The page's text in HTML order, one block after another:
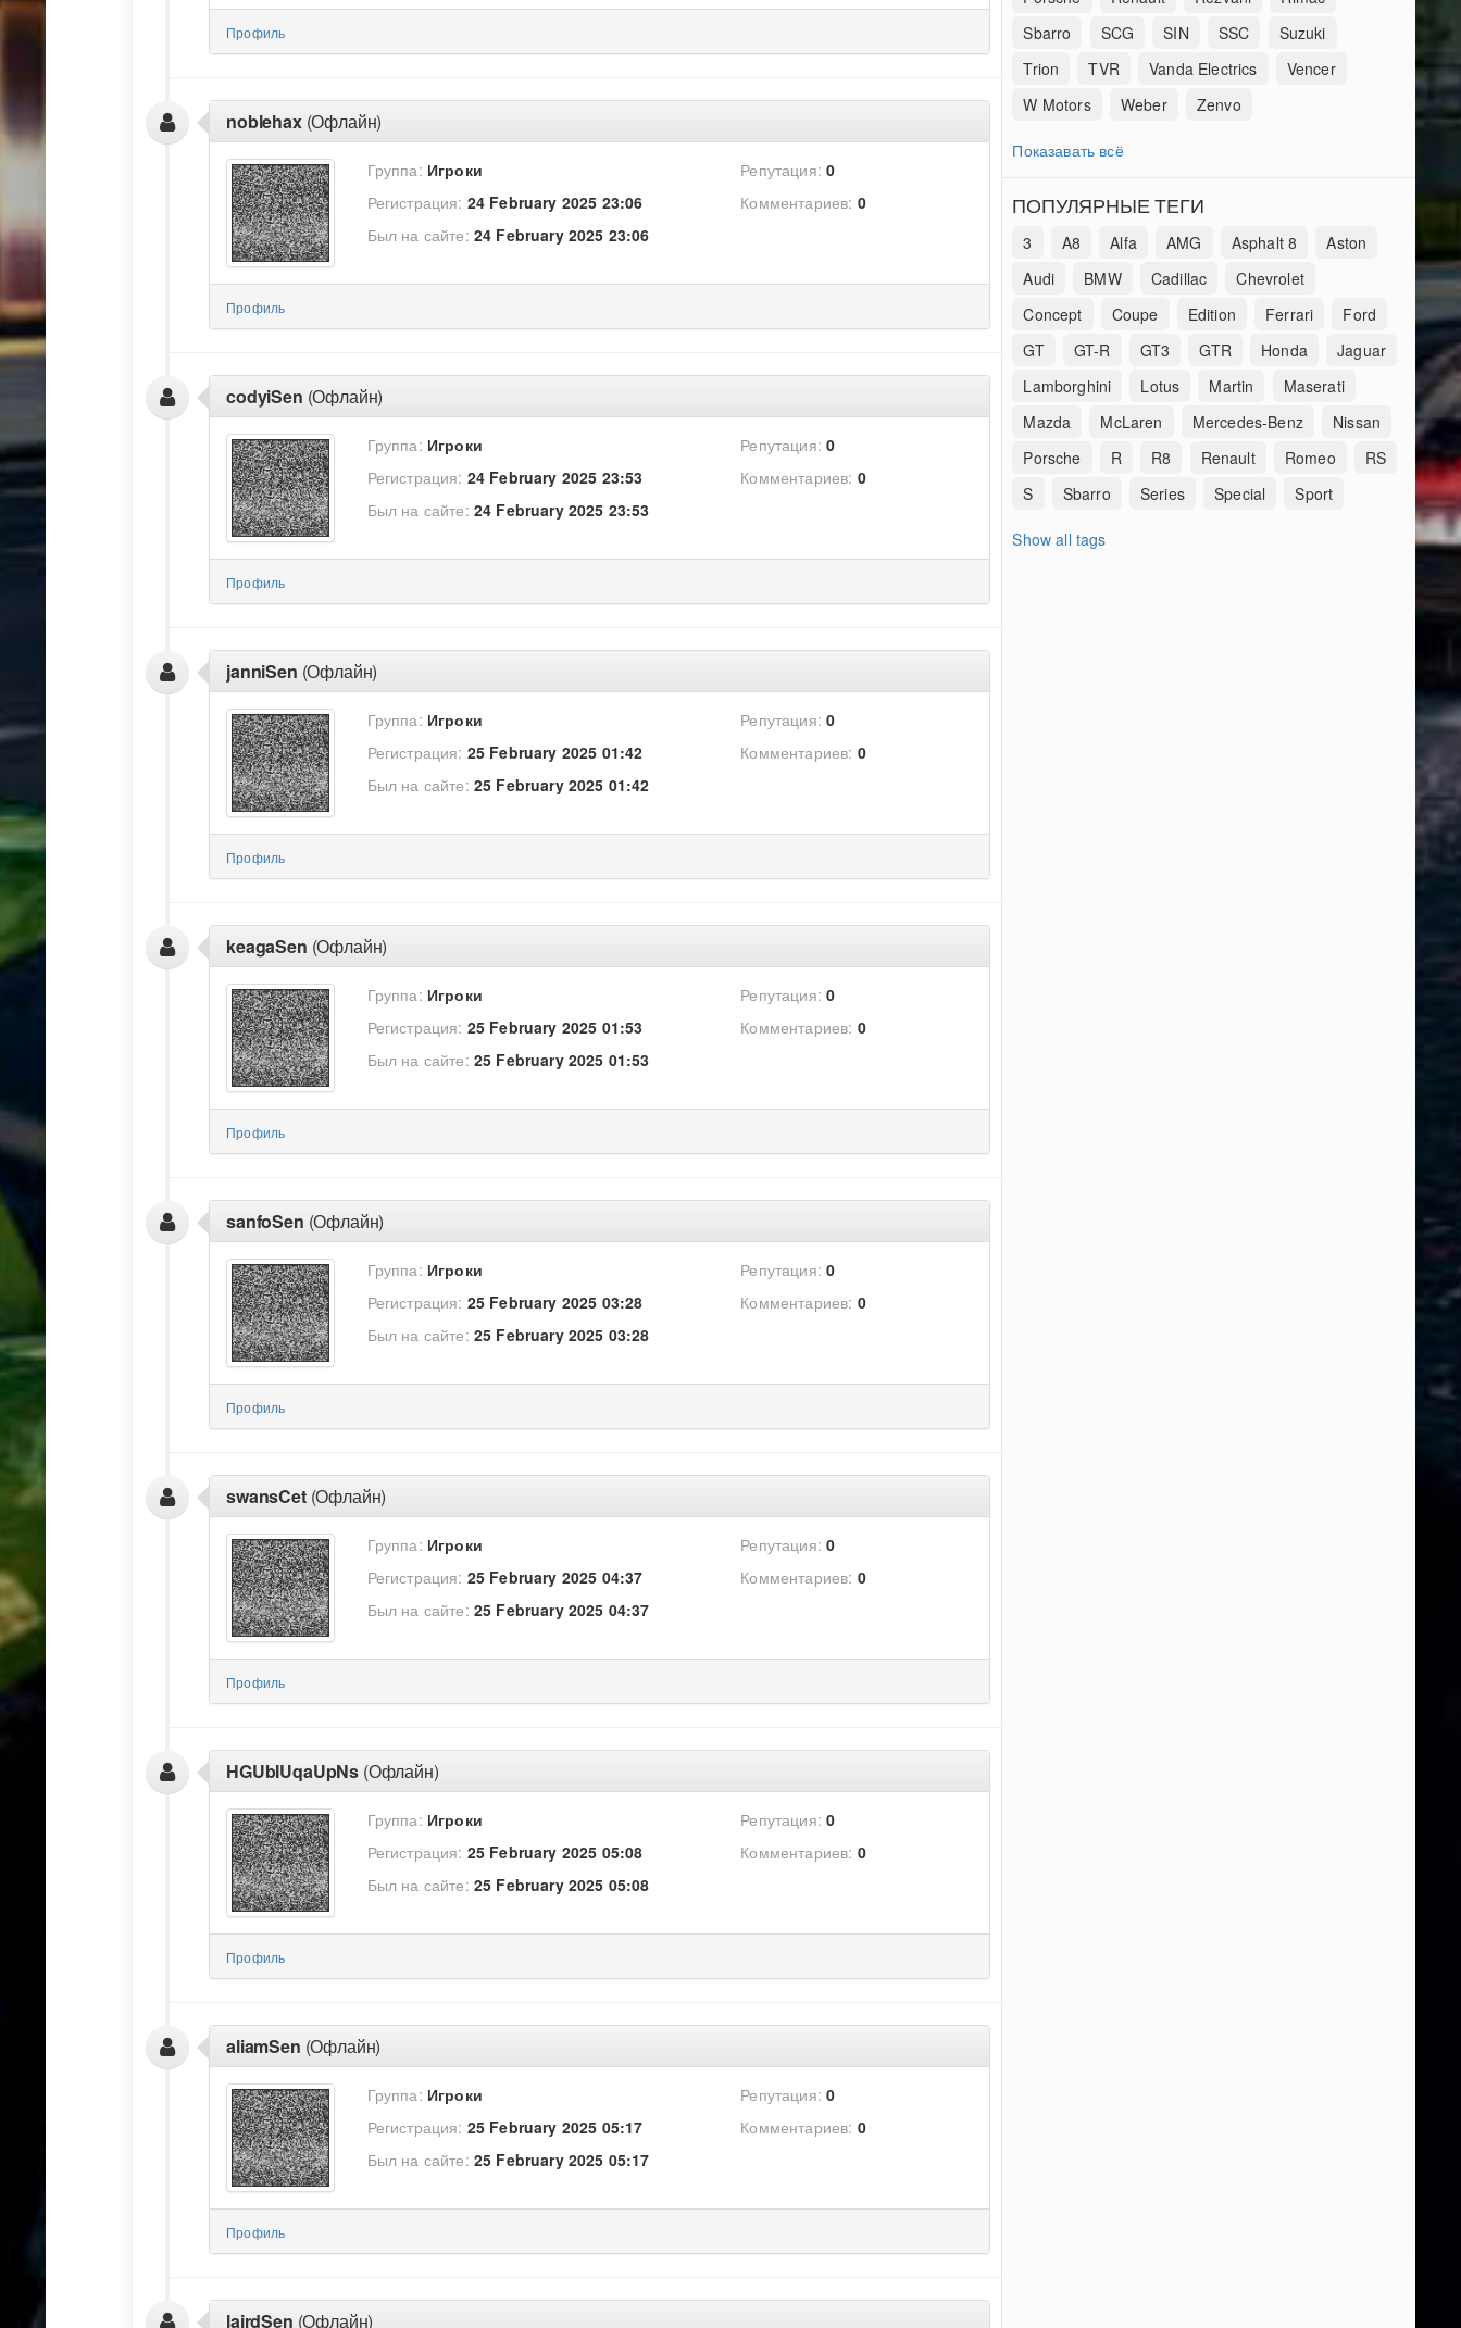
Профиль
noblehax(Офлайн)
Группа: Игроки
Регистрация: 24 February 2025 23:06
Был на сайте: 24 February 2025 23:06
Репутация: 0
Комментариев: 0
Профиль
codyiSen (Офлайн)
Группа: Игроки
Регистрация: 24 February 2025 23:53
Был на сайте: 24 February 2025 23:53
Репутация: 0
Комментариев: 0
Профиль
janniSen (Офлайн)
Группа: Игроки
Регистрация: 25 February 2025 01:42
Был на сайте: 25 February 2025 01:42
Репутация: 0
Комментариев: 0
Профиль
keagaSen (Офлайн)
Группа: Игроки
Регистрация: 25 February 2025 01:53
Был на сайте: 25 February 2025 01:53
Репутация: 0
Комментариев: 0
Профиль
sanfoSen (Офлайн)
Группа: Игроки
Регистрация: 25 February 2025 03:28
Был на сайте: 25 February 2025 03:28
Репутация: 0
Комментариев: 0
Профиль
swansCet(Офлайн)
Группа: Игроки
Регистрация: 25 February 2025 04:37
Был на сайте: 25 February 2025 04:37
Репутация: 0
Комментариев: 0
Профиль
HGUbIUqaUpNs (Офлайн)
Группа: Игроки
Регистрация: 25 February 2025 05:08
Был на сайте: 25 February 2025 05:08
Репутация: 0
Комментариев: 0
Профиль
aliamSen (Офлайн)
Группа: Игроки
Регистрация: 25 February 2025 05:17
Был на сайте: 25 February 2025 05:17
Репутация: 0
Комментариев: 0
Профиль
lairdSen (Офлайн)
Sbarro
SCG SIN SSC
Suzuki
Trion
TVR Vanda Electrics
Vencer
W Motors
Weber Zenvo
Показавать всё
ПОПУЛЯРНЫЕ ТЕГИ
3 A8 Alfa AMG Asphalt 8
Aston
Audi
BMW Cadillac
Chevrolet
Concept
Coupe Edition Ferrari
Ford
GT
GT-R GT3 GTR Honda
Jaguar
Lamborghini
Lotus Martin
Maserati
Mazda
McLaren Mercedes-Benz
Nissan
Porsche
R R8 Renault Romeo
RS
S
Sbarro Series Special Sport
Show all tags